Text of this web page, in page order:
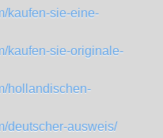
kaufen-sie-eine-
kaufen-sie-originale-
hollandischen-
deutscher-ausweis/